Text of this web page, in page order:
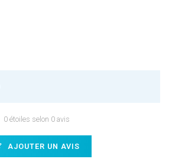
0 étoiles selon 0 avis
AJOUTER UN AVIS